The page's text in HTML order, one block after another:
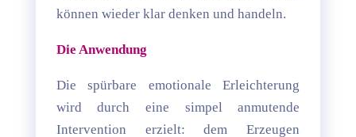
können wieder klar denken und handeln.
Die Anwendung
Die spürbare emotionale Erleichterung
wird durch eine simpel anmutende
Intervention erzielt: dem Erzeugen